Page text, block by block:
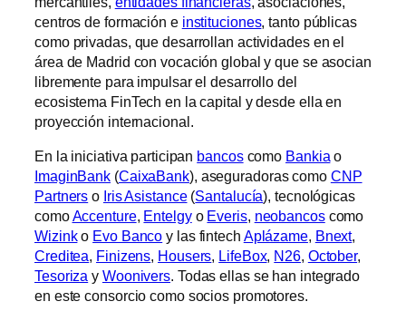
centros de formación e instituciones, tanto públicas
como privadas, que desarrollan actividades en el
área de Madrid con vocación global y que se asocian
libremente para impulsar el desarrollo del
ecosistema FinTech en la capital y desde ella en
proyección internacional.
En la iniciativa participan bancoscomo Bankia o
ImaginBank (CaixaBank), aseguradoras como CNP
Partners o Iris Asistance(Santalucía), tecnológicas
comoAccenture, Entelgyo Everis, neobancoscomo
Wizinko Evo Banco y las fintech Aplázame, Bnext,
Creditea, Finizens, Housers, LifeBox, N26, October,
Tesoriza y Woonivers. Todas ellas se han integrado
en este consorcio como socios promotores.